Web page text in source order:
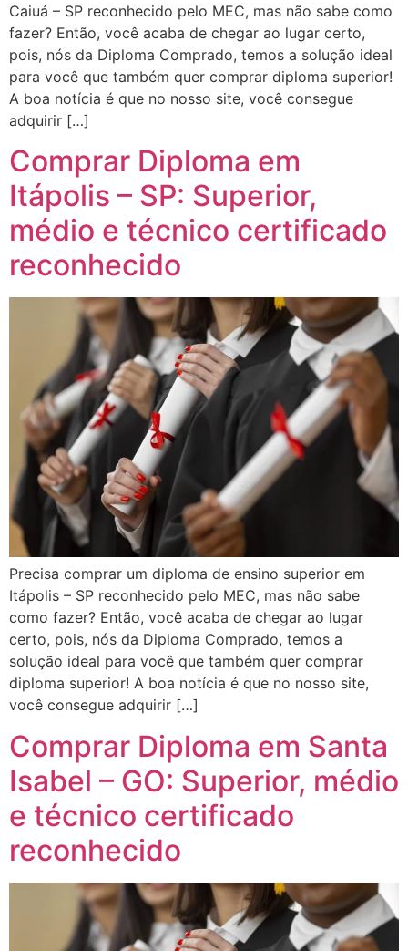
Caiuá – SP reconhecido pelo MEC, mas não sabe como
fazer? Então, você acaba de chegar ao lugar certo,
pois, nós da Diploma Comprado, temos a solução ideal
para você que também quer comprar diploma superior!
A boa notícia é que no nosso site, você consegue
adquirir […]
Comprar Diploma em
Itápolis – SP: Superior,
médio e técnico certificado
reconhecido
Precisa comprar um diploma de ensino superior em
Itápolis – SP reconhecido pelo MEC, mas não sabe
como fazer? Então, você acaba de chegar ao lugar
certo, pois, nós da Diploma Comprado, temos a
solução ideal para você que também quer comprar
diploma superior! A boa notícia é que no nosso site,
você consegue adquirir […]
Comprar Diploma em Santa
Isabel – GO: Superior, médio
e técnico certificado
reconhecido